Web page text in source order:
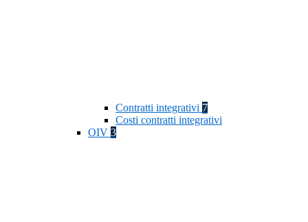
Contratti integrativi 7
Costi contratti integrativi
OIV 3